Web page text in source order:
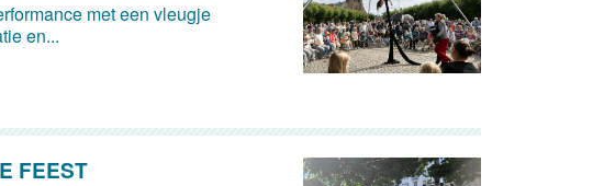
met een vleugje
en...
FEEST